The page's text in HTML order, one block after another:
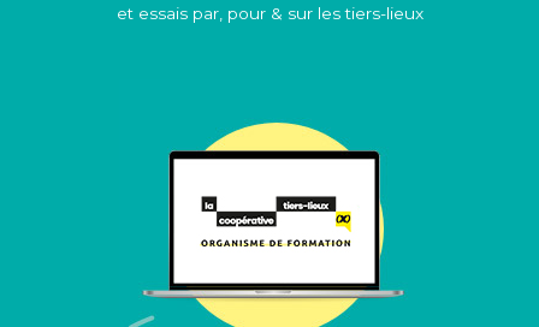
et essais par, pour & sur les tiers-lieux